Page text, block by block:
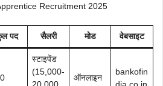
Recruitment 2025
पद सैलरी मोड वेबसाइट
स्टाइपेंड
(15,000-
20,000
ऑनलाइन
bankofin
dia.co.in